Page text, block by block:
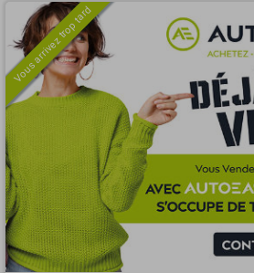
Vous arrivez trop tard